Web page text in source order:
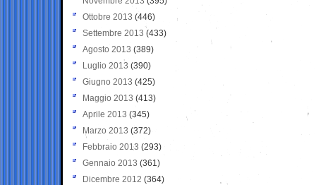
Ottobre 2013 (446)
Settembre 2013 (433)
Agosto 2013 (389)
Luglio 2013 (390)
Giugno 2013 (425)
Maggio 2013 (413)
Aprile 2013 (345)
Marzo 2013 (372)
Febbraio 2013 (293)
Gennaio 2013 (361)
Dicembre 2012 (364)